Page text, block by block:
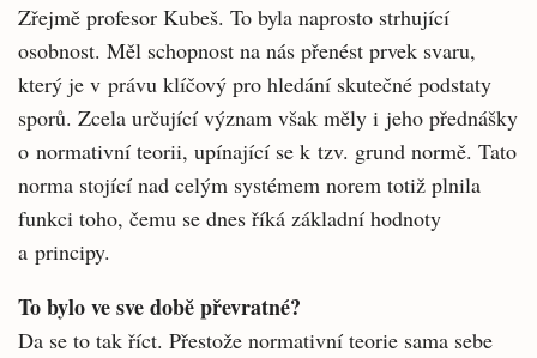
Zřejmě profesor Kubeš. To byla naprosto strhující
osobnost. Měl schopnost na nás přenést prvek svaru,
který je v právu klíčový pro hledání skutečné podstaty
sporů. Zcela určující význam však měly i jeho přednášky
o normativní teorii, upínající se k tzv. grund normě. Tato
norma stojící nad celým systémem norem totiž plnila
funkci toho, čemu se dnes říká základní hodnoty
a principy.
To bylo ve sve době převratné?
Da se to tak říct. Přestože normativní teorie sama sebe